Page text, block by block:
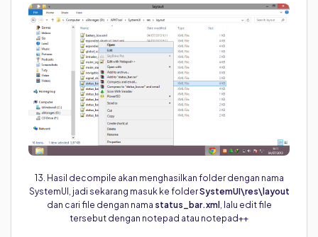
13. Hasil decompile akan menghasilkan folder dengan nama
SystemUI, jadi sekarang masuk ke folderSystemUI\res\layout
dan cari file dengan nama status_bar.xml, lalu edit file
tersebut dengan notepad atau notepad++